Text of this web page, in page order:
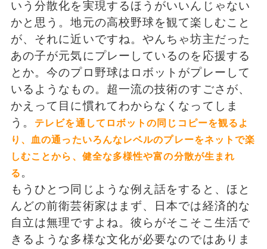
いう分散化を実現するほうがいいんじゃない
かと思う。地元の高校野球を観て楽しむこと
が、それに近いですね。やんちゃ坊主だった
あの子が元気にプレーしているのを応援する
とか。今のプロ野球はロボットがプレーして
いるようなもの。超一流の技術のすごさが、
かえって目に慣れてわからなくなってしま
う。
テレビを通してロボットの同じコピーを観るよ
り、血の通ったいろんなレベルのプレーをネットで楽
しむことから、健全な多様性や富の分散が生まれ
る 。
もうひとつ同じような例え話をすると、ほと
んどの前衛芸術家はまず、日本では経済的な
自立は無理ですよね。彼らがそこそこ生活で
きるような多様な文化が必要なのではありま